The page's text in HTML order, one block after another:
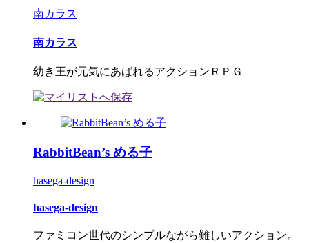
南カラス
南カラス
幼き王が元気にあばれるアクションＲＰＧ
RabbitBean’s める子
hasega-design
hasega-design
ファミコン世代のシンプルながら難しいアクション。